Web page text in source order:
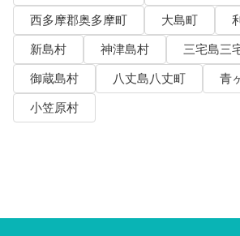
西多摩郡奥多摩町
大島町
新島村
神津島村
三宅島三
御蔵島村
八丈島八丈町
青
小笠原村